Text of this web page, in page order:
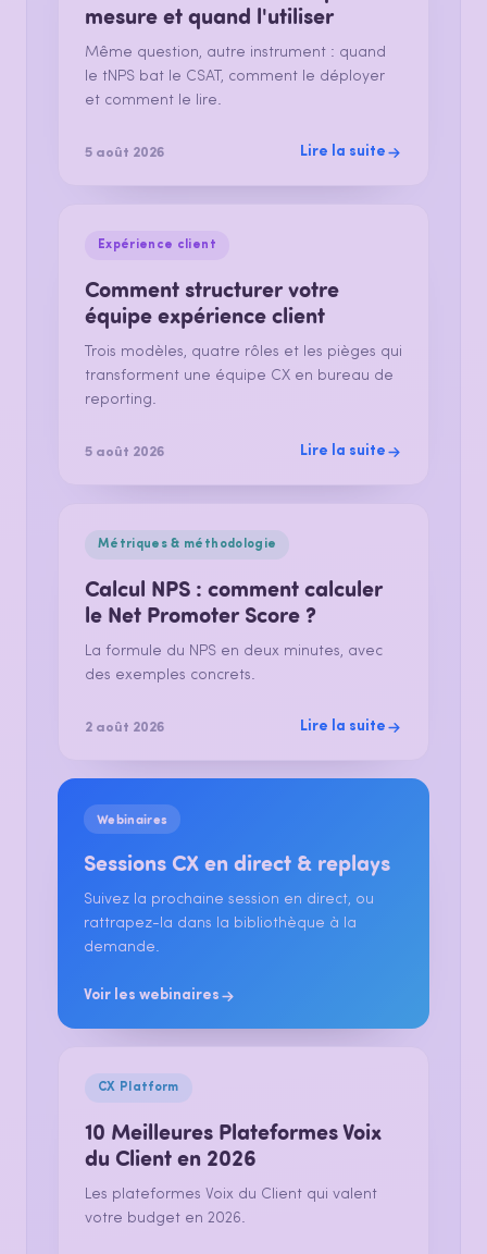
mesure et quand l'utiliser
Même question, autre instrument : quand
le tNPS bat le CSAT, comment le déployer
et comment le lire.
5 août 2026 Lire la suite
Expérience client
Comment structurer votre
équipe expérience client
Trois modèles, quatre rôles et les pièges qui
transforment une équipe CX en bureau de
reporting.
5 août 2026 Lire la suite
Métriques & méthodologie
Calcul NPS : comment calculer
le Net Promoter Score ?
La formule du NPS en deux minutes, avec
des exemples concrets.
2 août 2026 Lire la suite
Webinaires
Sessions CX en direct & replays
Suivez la prochaine session en direct, ou
rattrapez-la dans la bibliothèque à la
demande.
Voir les webinaires
CX Platform
10 Meilleures Plateformes Voix
du Client en 2026
Les plateformes Voix du Client qui valent
votre budget en 2026.